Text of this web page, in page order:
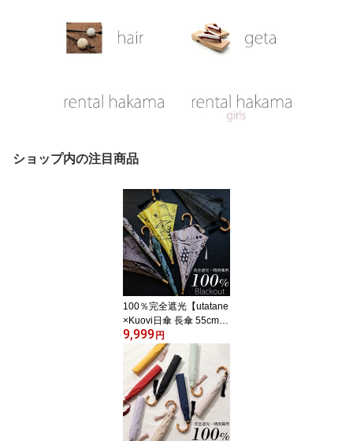
ショップ内の注目商品
100％完全遮光【utatane
×Kuovi日傘 長傘 55cm｜
オーチャード×シャンブ
レーバンブー タッセル
付】遮光率100％ UVカ
ット99.9%以上 遮熱 涼
しい 晴雨兼用 1級遮光 撥
水 軽量｜大判｜長傘｜竹
製 高見え 北欧 フィンラ
ンド ギフト クオヴィ[レ
9,999円